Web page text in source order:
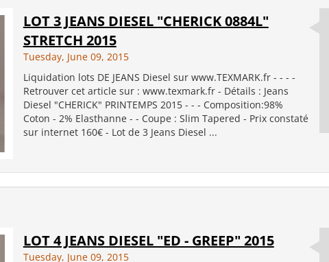
LOT 3 JEANS DIESEL "CHERICK 0884L"
STRETCH 2015
Tuesday, June 09, 2015
Liquidation lots DE JEANS Diesel sur www.TEXMARK.fr - - - -
Retrouver cet article sur : www.texmark.fr - Détails : Jeans
Diesel "CHERICK" PRINTEMPS 2015 - - - Composition:98%
Coton - 2% Elasthanne - - Coupe : Slim Tapered - Prix constaté
sur internet 160€ - Lot de 3 Jeans Diesel ...
LOT 4 JEANS DIESEL "ED - GREEP" 2015
Tuesday, June 09, 2015